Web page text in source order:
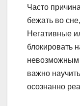
Часто
бежать во
Негативные
блокировать
невозможным
важно
осознанно